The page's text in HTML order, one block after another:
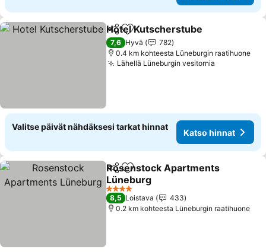
Jaa Lisää suosikkeihin
Hotel Kutscherstube
7,6 Hyvä
782
0.4 km kohteesta Lüneburgin raatihuone
Lähellä Lüneburgin vesitornia
Valitse päivät nähdäksesi tarkat hinnat
Katso hinnat
Jaa Lisää suosikkeihin
Rosenstock Apartments
Lüneburg
Katso hinnat
4 Tähtiluokitus
8,5 Loistava
433
0.2 km kohteesta Lüneburgin raatihuone